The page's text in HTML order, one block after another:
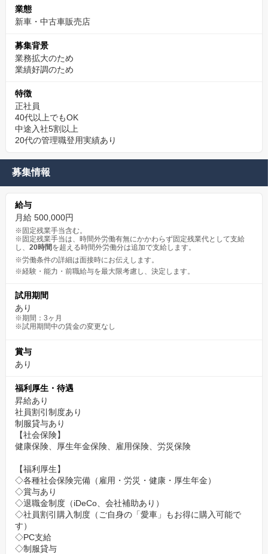
時間をかければ良いというわけではありません。
一方で、台数だけを追って品質を落とすわけにもいきません。
大切なのは、
車の状態を見極め、商品車として必要な品質を判断し、
そのため、軽鈑金や出張鈑金で培った、
●小キズやヘコミを効率よく補修する力
●必要以上に作業を広げず、最適な方法を判断する力
●短時間で見栄えよく仕上げる力
●現場ごとに柔軟に対応してきた判断力
は、大きな武器になります。
あなたの判断が、BUDDICAの販売力を裏側から支えます。
✅【まずはWebカジュアル面談から】
まずは一度、お話だけでも聞きに来ませんか？
履歴書や職務経歴書の準備は不要です。
スーツも不要です。リラックスした服装でご参加ください。
▼カジュアル面談のご予約はこちらから（約1分で完了！）▼
※URLをコピー＆ペーストしてご予約ください。
（「応募する」ボタンからのエントリーも、もちろん大歓迎で
す！）
業態
新車・中古車販売店
募集背景
業務拡大のため
業績好調のため
特徴
正社員
40代以上でもOK
中途入社5割以上
20代の管理職登用実績あり
募集情報
給与
月給 500,000円
※固定残業手当含む。
※固定残業手当は、時間外労働有無にかかわらず固定残業代として支給
し、 20時間を超える時間外労働分は追加で支給します。
※労働条件の詳細は面接時にお伝えします。
※経験・能力・前職給与を最大限考慮し、決定します。
試用期間
あり
※期間：3ヶ月
※試用期間中の賃金の変更なし
賞与
あり
福利厚生・待遇
昇給あり
社員割引制度あり
制服貸与あり
【社会保険】
健康保険、厚生年金保険、雇用保険、労災保険
【福利厚生】
◇各種社会保険完備（雇用・労災・健康・厚生年金）
◇賞与あり
◇退職金制度（iDeCo、会社補助あり）
◇社員割引購入制度（ご自身の「愛車」もお得に購入可能で
す）
◇PC支給
◇制服貸与